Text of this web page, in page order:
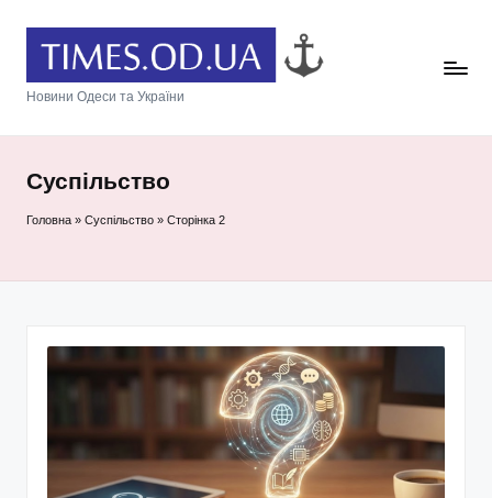
Новини Одеси та України
Суспільство
Головна » Суспільство » Сторінка 2